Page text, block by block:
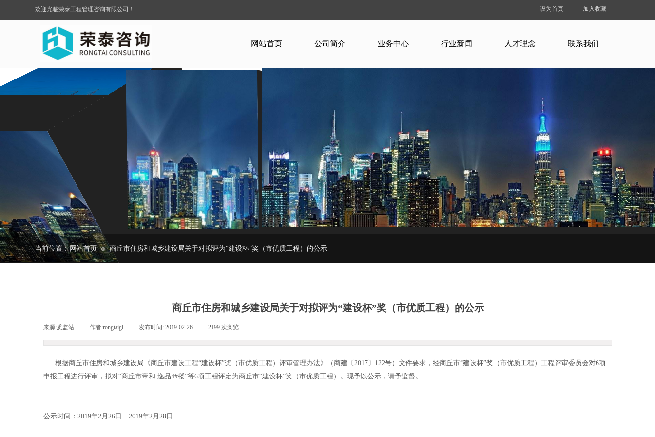
欢迎光临荣泰工程管理咨询有限公司！ 设为首页 加入收藏
网站首页 公司简介 业务中心 行业新闻 人才理念 联系我们
当前位置：网站首页 ⊙ 商丘市住房和城乡建设局关于对拟评为“建设杯”奖（市优质工程）的公示
商丘市住房和城乡建设局关于对拟评为“建设杯”奖（市优质工程）的公示
来源:质监站 作者:rongtaigl 发布时间: 2019-02-26 2199 次浏览
根据商丘市住房和城乡建设局《商丘市建设工程“建设杯”奖（市优质工程）评审管理办法》（商建〔2017〕122号）文件要求，经商丘市“建设杯”奖（市优质工程）工程评审委员会对6项
申报工程进行评审，拟对“商丘市帝和.逸品4#楼”等6项工程评定为商丘市“建设杯”奖（市优质工程）。现予以公示，请予监督。
公示时间：2019年2月26日—2019年2月28日